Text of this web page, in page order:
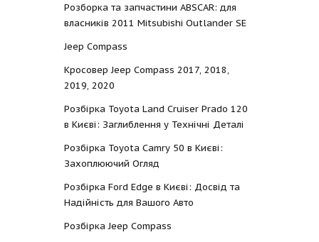
Розборка та запчастини ABSCAR: для
власників 2011 Mitsubishi Outlander SE
Jeep Compass
Кросовер Jeep Compass 2017, 2018,
2019, 2020
Розбірка Toyota Land Cruiser Prado 120
в Києві: Заглиблення у Технічні Деталі
Розбірка Toyota Camry 50 в Києві:
Захоплюючий Огляд
Розбірка Ford Edge в Києві: Досвід та
Надійність для Вашого Авто
Розбірка Jeep Compass